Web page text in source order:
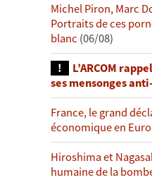
Michel Piron, Marc
Portraits de ces
blanc (06/08)
L’ARCOM
ses mensonges
France, le grand
économique en
Hiroshima et
humaine de la